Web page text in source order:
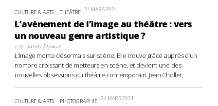
CULTURE & ARTS THÉÂTRE 31 MARS 2024
L’avènement de l’image au théâtre : vers
un nouveau genre artistique ?
parSarah Joyaux
L’image monte désormais sur scène. Elle trouve grâce auprès d’un
nombre croissant de metteurs en scène, et devient une des
nouvelles obsessions du théâtre contemporain. Jean Chollet,...
CULTURE & ARTS PHOTOGRAPHIE 24 MARS 2024